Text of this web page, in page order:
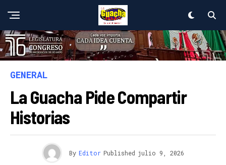
GENERAL
La Guacha Pide Compartir
Historias
By Editor Published julio 9, 2026